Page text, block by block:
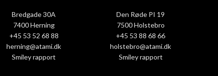
Bredgade 30A
7400 Herning
+45 53 52 68 88
herning@atami.dk
Smiley rapport
Den Røde PI 19
7500 Holstebro
+45 53 88 68 66
holstebro@atami.dk
Smiley rapport